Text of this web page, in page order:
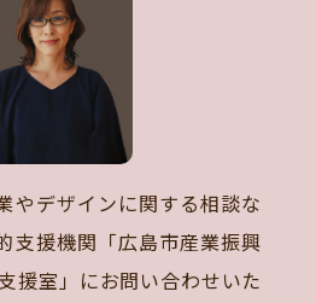
やデザインに関する相談な
支援機関「広島市産業振興
援室」にお問い合わせいた